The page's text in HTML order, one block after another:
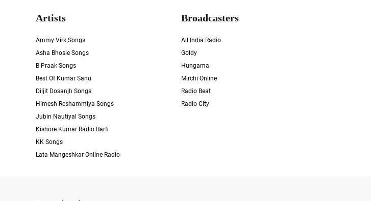
Artists
Ammy Virk Songs
Asha Bhosle Songs
B Praak Songs
Best Of Kumar Sanu
Diljit Dosanjh Songs
Himesh Reshammiya Songs
Jubin Nautiyal Songs
Kishore Kumar Radio Barfi
KK Songs
Lata Mangeshkar Online Radio
Broadcasters
All India Radio
Goldy
Hungama
Mirchi Online
Radio Beat
Radio City